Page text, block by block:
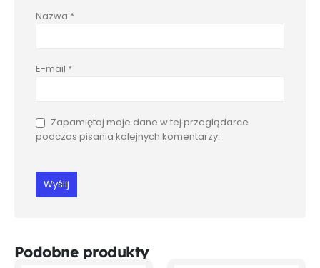
Nazwa *
E-mail *
Zapamiętaj moje dane w tej przeglądarce
podczas pisania kolejnych komentarzy.
Podobne produkty